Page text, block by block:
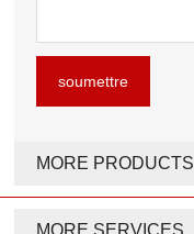
soumettre
MORE PRODUCTS